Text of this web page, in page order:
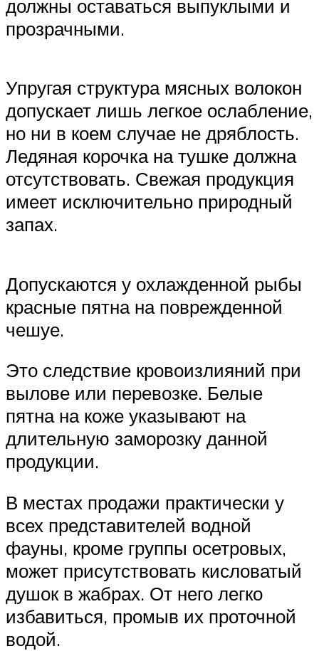
должны оставаться выпуклыми и
прозрачными.
Упругая структура мясных волокон
допускает лишь легкое ослабление,
но ни в коем случае не дряблость.
Ледяная корочка на тушке должна
отсутствовать. Свежая продукция
имеет исключительно природный
запах.
Допускаются у охлажденной рыбы
красные пятна на поврежденной
чешуе.
Это следствие кровоизлияний при
вылове или перевозке. Белые
пятна на коже указывают на
длительную заморозку данной
продукции.
В местах продажи практически у
всех представителей водной
фауны, кроме группы осетровых,
может присутствовать кисловатый
душок в жабрах. От него легко
избавиться, промыв их проточной
водой.